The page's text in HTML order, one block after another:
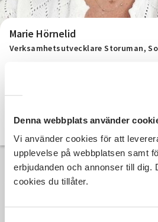
Denna webbplats använder
Vi använder cookies för att
upplevelse på webbplatsen samt
erbjudanden och annonser till dig.
cookies du tillåter.
Marie Hörnelid
Verksamhetsutvecklare Storuman,